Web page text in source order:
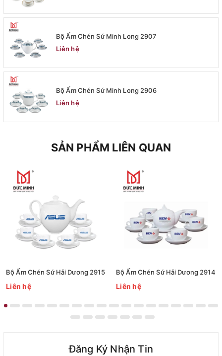
Bộ Ấm Chén Sứ Minh Long 2907
Liên hệ
Bộ Ấm Chén Sứ Minh Long 2906
Liên hệ
SẢN PHẨM LIÊN QUAN
Bộ Ấm Chén Sứ Hải Dương 2915
Liên hệ
Bộ Ấm Chén Sứ Hải Dương 2914
Liên hệ
Đăng Ký Nhận Tin